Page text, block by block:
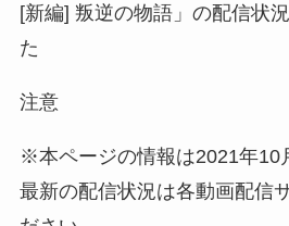
[新編] 叛逆の物語」の配信状
た
注意
※本ページの情報は2021年10
最新の配信状況は各動画配信